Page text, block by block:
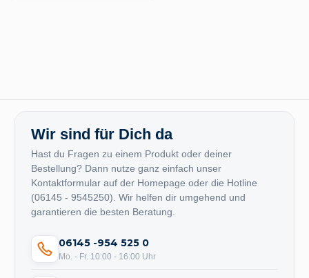
Wir sind für Dich da
Hast du Fragen zu einem Produkt oder deiner
Bestellung? Dann nutze ganz einfach unser
Kontaktformular auf der Homepage oder die Hotline
(06145 - 9545250). Wir helfen dir umgehend und
garantieren die besten Beratung.
06145 -954 525 0
Mo. - Fr. 10:00 - 16:00 Uhr